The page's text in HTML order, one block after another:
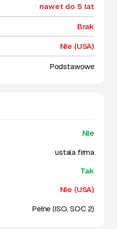
nawet do 5 lat
Brak
Nie (USA)
Podstawowe
Nie
ustala firma
Tak
Nie (USA)
Pełne (ISO, SOC 2)